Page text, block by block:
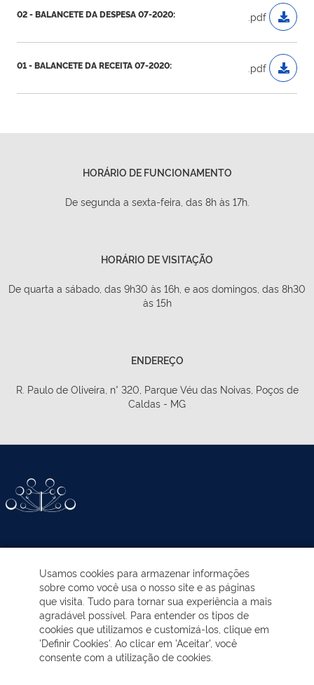
02 - BALANCETE DA DESPESA 07-2020: .pdf
01 - BALANCETE DA RECEITA 07-2020: .pdf
HORÁRIO DE FUNCIONAMENTO
De segunda a sexta-feira, das 8h às 17h.
HORÁRIO DE VISITAÇÃO
De quarta a sábado, das 9h30 às 16h, e aos domingos, das 8h30
às 15h
ENDEREÇO
R. Paulo de Oliveira, n° 320, Parque Véu das Noivas, Poços de
Caldas - MG
EDUCAÇÃO AMBIENTAL
NOTÍCIAS
Usamos cookies para armazenar informações
sobre como você usa o nosso site e as páginas
que visita. Tudo para tornar sua experiência a mais
agradável possível. Para entender os tipos de
cookies que utilizamos e customizá-los, clique em
'Definir Cookies'. Ao clicar em 'Aceitar', você
consente com a utilização de cookies.